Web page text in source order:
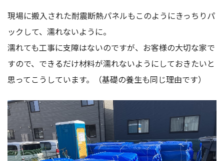
現場に搬入された耐震断熱パネルもこのようにきっちりパ
ックして、濡れないように。
濡れても工事に支障はないのですが、お客様の大切な家で
すので、できるだけ材料が濡れないようにしておきたいと
思ってこうしています。（基礎の養生も同じ理由です）